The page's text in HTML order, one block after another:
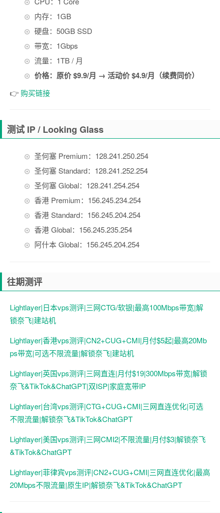
内存：1GB
硬盘：50GB SSD
带宽：1Gbps
流量：1TB / 月
价格：原价 $9.9/月 → 活动价 $4.9/月（续费同价）
👉 购买链接
测试 IP / Looking Glass
圣何塞 Premium：128.241.250.254
圣何塞 Standard：128.241.252.254
圣何塞 Global：128.241.254.254
香港 Premium：156.245.234.254
香港 Standard：156.245.204.254
香港 Global：156.245.235.254
阿什本 Global：156.245.204.254
往期测评
Lightlayer|日本vps测评|三网CTG/软银|最高100Mbps带宽|解
锁奈飞|建站机
Lightlayer|香港vps测评|CN2+CUG+CMI|月付$5起|最高20Mb
ps带宽|可选不限流量|解锁奈飞|建站机
Lightlayer|英国vps测评|三网直连|月付$19|300Mbps带宽|解锁
奈飞&TikTok&ChatGPT|双ISP|家庭宽带IP
Lightlayer|台湾vps测评|CTG+CUG+CMI|三网直连优化|可选
不限流量|解锁奈飞&TikTok&ChatGPT
Lightlayer|美国vps测评|三网CMI2|不限流量|月付$3|解锁奈飞
&TikTok&ChatGPT
Lightlayer|菲律宾vps测评|CN2+CUG+CMI|三网直连优化|最高
20Mbps不限流量|原生IP|解锁奈飞&TikTok&ChatGPT